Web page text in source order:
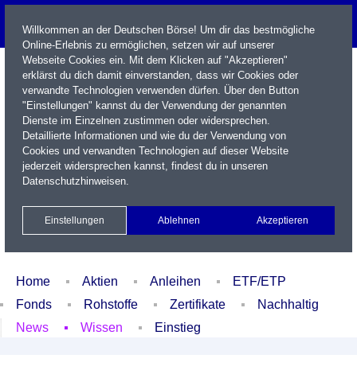
Name / WKN / ISIN / Kürzel
Xetra Realtime
Watchlist Portfolio Login
Home Aktien Anleihen
ETF/ETP
Fonds
Rohstoffe Zertifikate
Nachhaltig
News
Wissen Einstieg
Willkommen an der Deutschen Börse! Um dir das bestmögliche
Online-Erlebnis zu ermöglichen, setzen wir auf unserer
Webseite Cookies ein. Mit dem Klicken auf "Akzeptieren"
erklärst du dich damit einverstanden, dass wir Cookies oder
verwandte Technologien verwenden dürfen. Über den Button
"Einstellungen" kannst du der Verwendung der genannten
Dienste im Einzelnen zustimmen oder widersprechen.
Detaillierte Informationen und wie du der Verwendung von
Cookies und verwandten Technologien auf dieser Website
jederzeit widersprechen kannst, findest du in unseren
Datenschutzhinweisen.
Einstellungen Ablehnen Akzeptieren